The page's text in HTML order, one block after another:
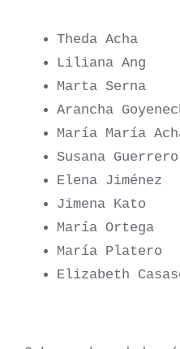
Theda Acha
Liliana Ang
Marta Serna
Arancha
María María
Susana Guerrero
Elena Jiménez
Jimena Kato
María Ortega
María Platero
Elizabeth